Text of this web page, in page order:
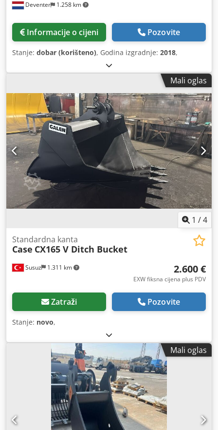
Deventer 1.258 km
Informacije o cijeni Pozovite
Stanje: dobar (korišteno), Godina izgradnje: 2018,
Mali oglas
1 /4
Susuz 1.311 km
Standardna kanta
Case CX165 V Ditch Bucket
2.600 €
EXW fiksna cijena plus PDV
Zatraži Pozovite
Stanje: novo,
Mali oglas